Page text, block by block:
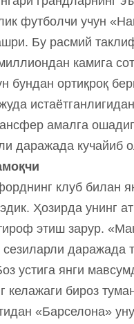
футболчи учун
Бу расмий
камига
бундан ортиқроқ
амалга
даражада кучайиб
клуб билан
Ҳозирда унинг
этиш зарур.
даражада
устига янги
бироз
«Барселона»